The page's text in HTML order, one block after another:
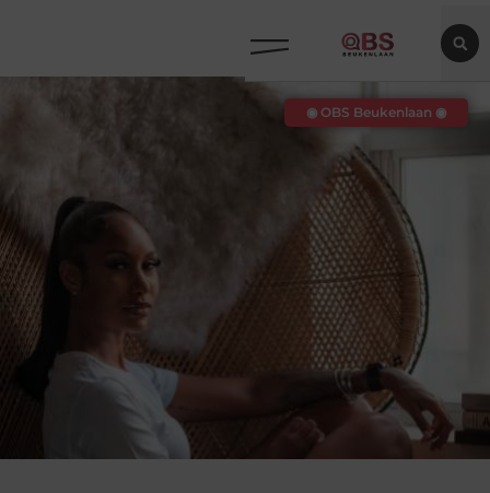
◉ OBS Beukenlaan ◉